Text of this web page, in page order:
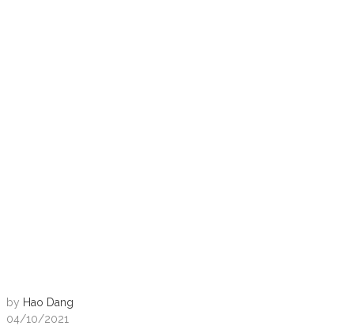
by Hao Dang
04/10/2021